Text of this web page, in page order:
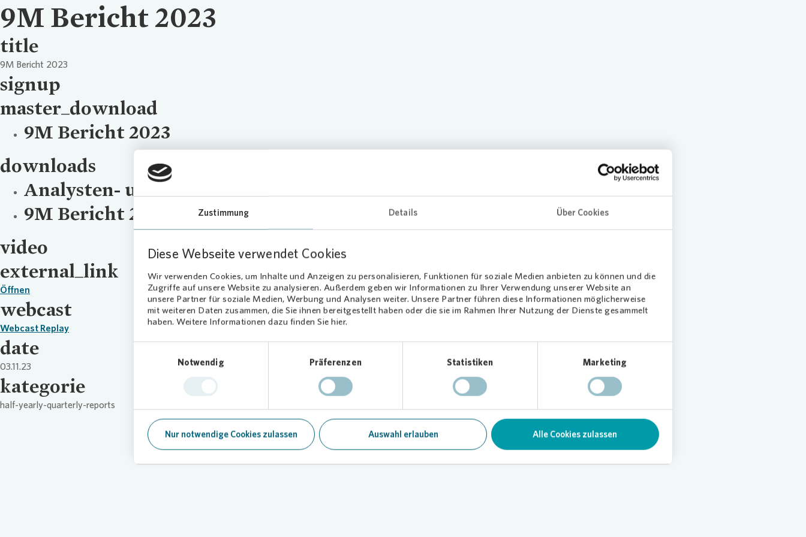
Zustimmung Details Über Cookies
Diese Webseite verwendet Cookies
Wir verwenden Cookies, um Inhalte und Anzeigen zu personalisieren, Funktionen für soziale Medien anbieten zu können und die
Zugriffe auf unsere Website zu analysieren. Außerdem geben wir Informationen zu Ihrer Verwendung unserer Website an
unsere Partner für soziale Medien, Werbung und Analysen weiter. Unsere Partner führen diese Informationen möglicherweise
mit weiteren Daten zusammen, die Sie ihnen bereitgestellt haben oder die sie im Rahmen Ihrer Nutzung der Dienste gesammelt
haben. Weitere Informationen dazu finden Sie hier.
Notwendig
Präferenzen Statistiken Marketing
Nur notwendige Cookies zulassen Auswahl erlauben Alle Cookies zulassen
9M Bericht 2023
title
9M Bericht 2023
signup
master_download
9M Bericht 2023
downloads
Analysten- und Investorenpräsentation zum 9M Bericht 2023 (englisch)
9M Bericht 2023
video
external_link
Öffnen
webcast
Webcast Replay
date
03.11.23
kategorie
half-yearly-quarterly-reports